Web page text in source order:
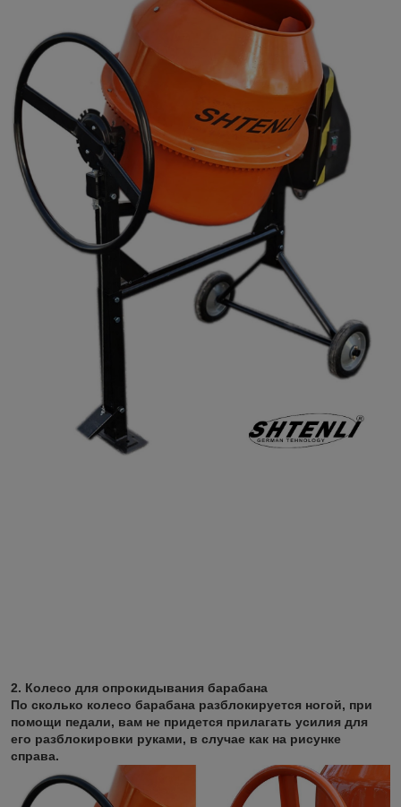
2. Колесо для опрокидывания барабана
По сколько колесо барабана разблокируется ногой, при
помощи педали, вам не придется прилагать усилия для
его разблокировки руками, в случае как на рисунке
справа.